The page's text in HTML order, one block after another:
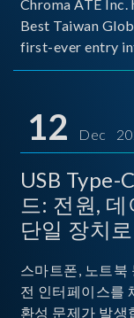
Chroma ATE Inc.
Best Taiwan
first-ever entry
This recognition
12 Dec
USB Type-
드: 전원,
단일 장치
스마트폰, 노트북
전 인터페이스를
환성 문제가 발생